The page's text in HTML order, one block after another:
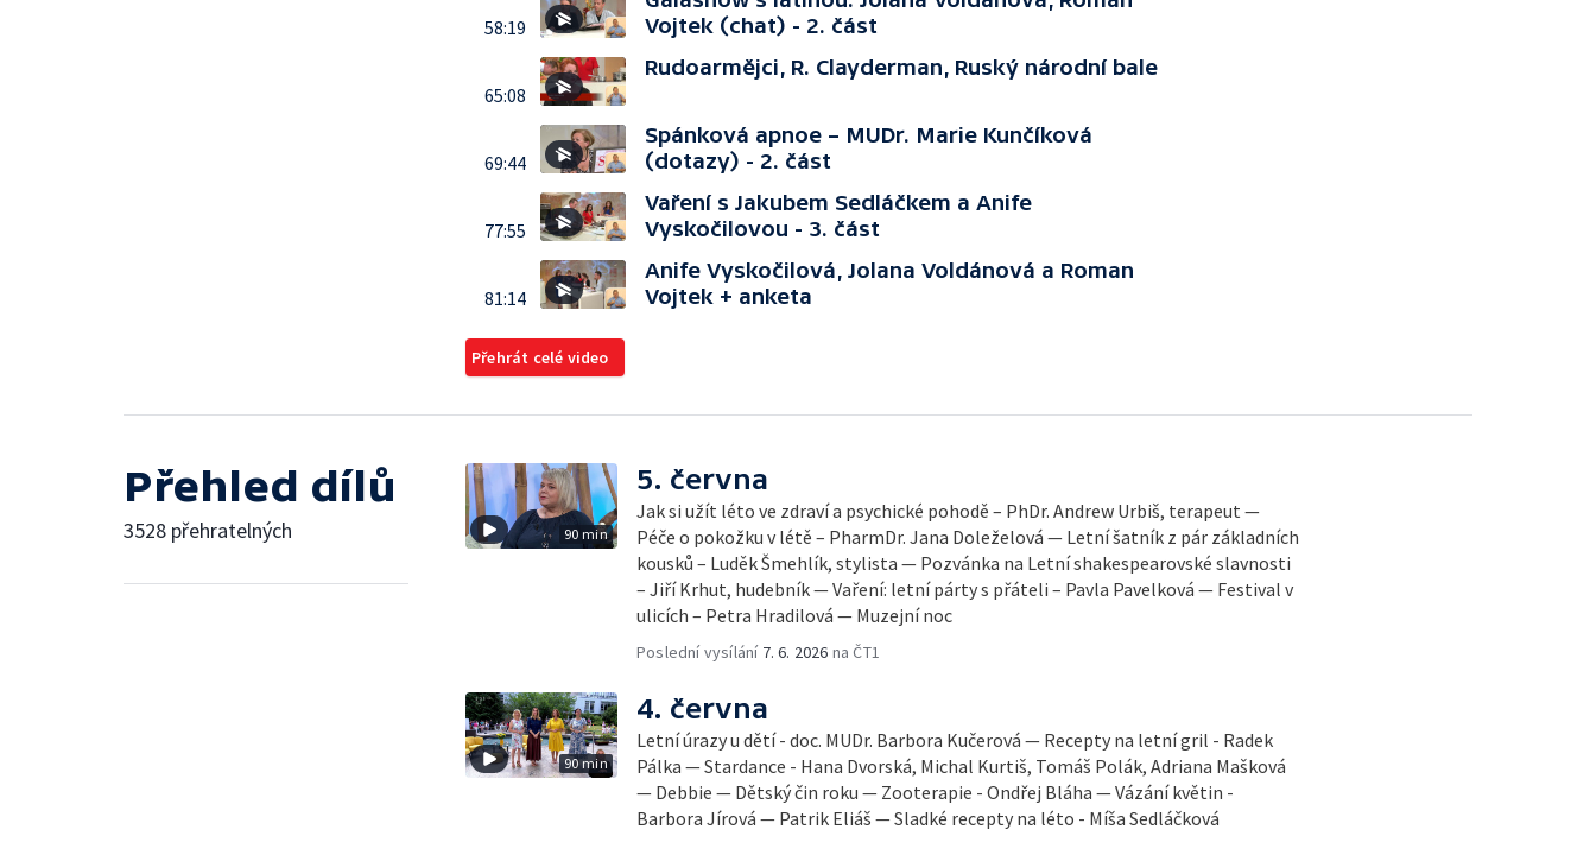
58:19
Vojtek (chat) - 2. část
65:08
Rudoarmějci, R. Clayderman, Ruský národní bale
69:44
Spánková apnoe – MUDr. Marie Kunčíková
(dotazy) - 2. část
77:55
Vaření s Jakubem Sedláčkem a Anife
Vyskočilovou - 3. část
81:14
Anife Vyskočilová, Jolana Voldánová a Roman
Vojtek + anketa
Přehrát celé video
Přehled dílů
3528 přehratelných 90 min
5. června
Jak si užít léto ve zdraví a psychické pohodě – PhDr. Andrew Urbiš, terapeut —
Péče o pokožku v létě – PharmDr. Jana Doleželová — Letní šatník z pár základních
kousků – Luděk Šmehlík, stylista — Pozvánka na Letní shakespearovské slavnosti
– Jiří Krhut, hudebník — Vaření: letní párty s přáteli – Pavla Pavelková — Festival v
ulicích – Petra Hradilová — Muzejní noc
Poslední vysílání 7. 6. 2026 na ČT1
90 min
4. června
Letní úrazy u dětí - doc. MUDr. Barbora Kučerová — Recepty na letní gril - Radek
Pálka — Stardance - Hana Dvorská, Michal Kurtiš, Tomáš Polák, Adriana Mašková
— Debbie — Dětský čin roku — Zooterapie - Ondřej Bláha — Vázání květin -
Barbora Jírová — Patrik Eliáš — Sladké recepty na léto - Míša Sedláčková